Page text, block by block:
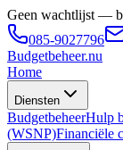
Geen wachtlijst —
085-9027796
Budgetbeheer.nu
Home
Diensten
BudgetbeheerHulp
(WSNP)Financiële